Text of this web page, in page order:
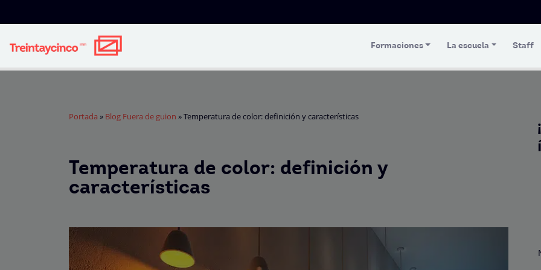
Formaciones La escuela Staff
Portada » Blog Fuera de guion »Temperatura de color: definición y características
Temperatura de color: definición y
características